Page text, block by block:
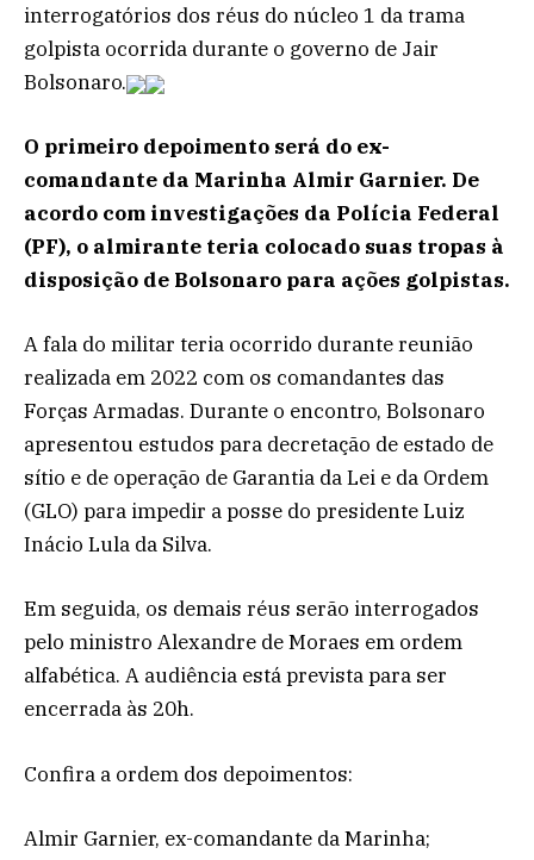
interrogatórios dos réus do núcleo 1 da trama
golpista ocorrida durante o governo de Jair
Bolsonaro.
O primeiro depoimento será do ex-
comandante da Marinha Almir Garnier. De
acordo com investigações da Polícia Federal
(PF), o almirante teria colocado suas tropas à
disposição de Bolsonaro para ações golpistas.
A fala do militar teria ocorrido durante reunião
realizada em 2022 com os comandantes das
Forças Armadas. Durante o encontro, Bolsonaro
apresentou estudos para decretação de estado de
sítio e de operação de Garantia da Lei e da Ordem
(GLO) para impedir a posse do presidente Luiz
Inácio Lula da Silva.
Em seguida, os demais réus serão interrogados
pelo ministro Alexandre de Moraes em ordem
alfabética. A audiência está prevista para ser
encerrada às 20h.
Confira a ordem dos depoimentos:
Almir Garnier, ex-comandante da Marinha;